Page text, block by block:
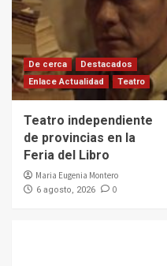
De cerca
Destacados
Enlace Actualidad
Teatro
Teatro independiente
de provincias en la
Feria del Libro
Maria Eugenia Montero
6 agosto, 2026 0